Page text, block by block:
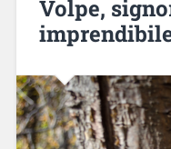
Volpe,